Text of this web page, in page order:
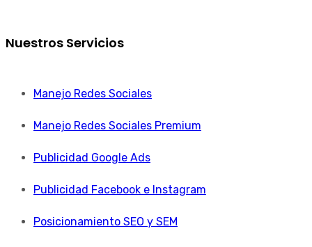
Nuestros Servicios
Manejo Redes Sociales
Manejo Redes Sociales Premium
Publicidad Google Ads
Publicidad Facebook e Instagram
Posicionamiento SEO y SEM